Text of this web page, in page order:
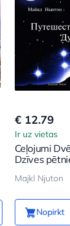
€ 12.79
Ir uz vietas
Ceļojumi
Dzīves
Majkl Njuton
Nopirkt